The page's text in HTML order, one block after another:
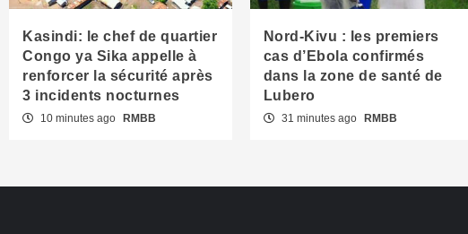
Kasindi: le chef de quartier
Congo ya Sika appelle à
renforcer la sécurité après
3 incidents nocturnes
10 minutes ago RMBB
Nord-Kivu : les premiers
cas d’Ebola confirmés
dans la zone de santé de
Lubero
31 minutes ago RMBB